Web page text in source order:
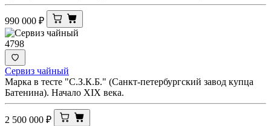
990 000 ₽
4798
Сервиз чайный
Марка в тесте "С.З.К.Б." (Санкт-петербургский завод купца
Батенина). Начало XIX века.
2 500 000 ₽